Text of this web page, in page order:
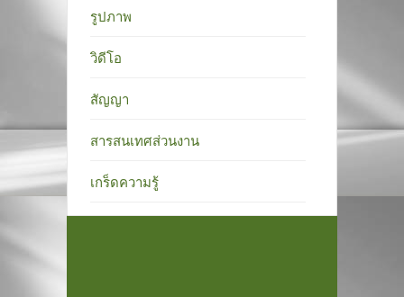
รูปภาพ
วิดีโอ
สัญญา
สารสนเทศส่วนงาน
เกร็ดความรู้